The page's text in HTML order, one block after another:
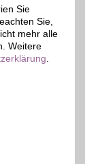
Sie
Sie,
mehr alle
Weitere